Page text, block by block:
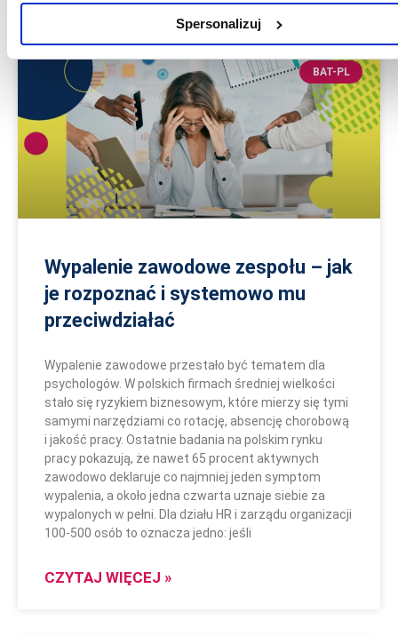
Spersonalizuj
BAT-PL
Wypalenie zawodowe zespołu – jak
je rozpoznać i systemowo mu
przeciwdziałać
Wypalenie zawodowe przestało być tematem dla
psychologów. W polskich firmach średniej wielkości
stało się ryzykiem biznesowym, które mierzy się tymi
samymi narzędziami co rotację, absencję chorobową
i jakość pracy. Ostatnie badania na polskim rynku
pracy pokazują, że nawet 65 procent aktywnych
zawodowo deklaruje co najmniej jeden symptom
wypalenia, a około jedna czwarta uznaje siebie za
wypalonych w pełni. Dla działu HR i zarządu organizacji
100-500 osób to oznacza jedno: jeśli
CZYTAJ WIĘCEJ »